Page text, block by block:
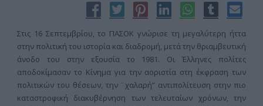
Στις 16 Σεπτεμβρίου, το ΠΑΣΟΚ γνώρισε τη μεγαλύτερη ήττα
στην πολιτική του ιστορία και διαδρομή, μετά την θριαμβευτική
άνοδο του στην εξουσία το 1981. Οι Έλληνες πολίτες
αποδοκίμασαν το Κίνημα για την αοριστία στη έκφραση των
πολιτικών του θέσεων, την ¨χαλαρή” αντιπολίτευση στην πιο
καταστροφική διακυβέρνηση των τελευταίων χρόνων, την